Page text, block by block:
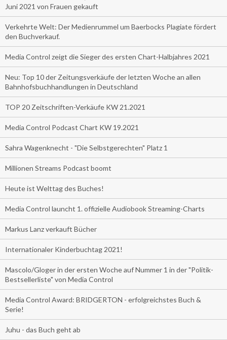
Juni 2021 von Frauen gekauft
Verkehrte Welt: Der Medienrummel um Baerbocks Plagiate fördert
den Buchverkauf.
Media Control zeigt die Sieger des ersten Chart-Halbjahres 2021
Neu: Top 10 der Zeitungsverkäufe der letzten Woche an allen
Bahnhofsbuchhandlungen in Deutschland
TOP 20 Zeitschriften-Verkäufe KW 21.2021
Media Control Podcast Chart KW 19.2021
Sahra Wagenknecht - "Die Selbstgerechten" Platz 1
Millionen Streams Podcast boomt
Heute ist Welttag des Buches!
Media Control launcht 1. offizielle Audiobook Streaming-Charts
Markus Lanz verkauft Bücher
Internationaler Kinderbuchtag 2021!
Mascolo/Gloger in der ersten Woche auf Nummer 1 in der "Politik-
Bestsellerliste" von Media Control
Media Control Award: BRIDGERTON - erfolgreichstes Buch &
Serie!
Juhu - das Buch geht ab